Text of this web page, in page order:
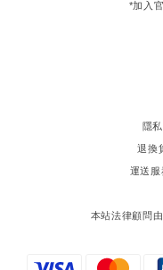
*加入
隱
退換
運送
本站法律顧問